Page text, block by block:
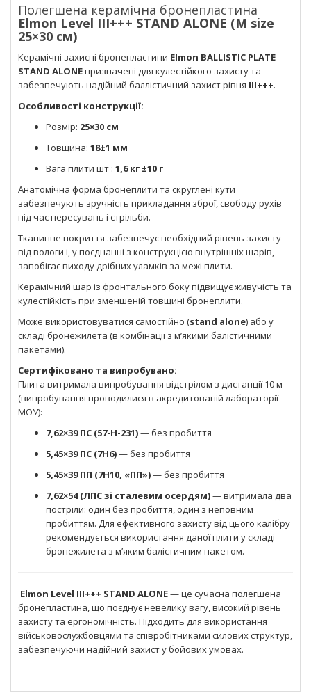
Полегшена керамічна бронепластина
Elmon Level III+++ STAND ALONE (M size
25×30 см)
Керамічні захисні бронепластини Elmon BALLISTIC PLATE
STAND ALONEпризначені для кулестійкого захисту та
забезпечують надійний баллістичний захист рівня III+++.
Особливості конструкції:
Розмір: 25×30 см
Товщина: 18±1 мм
Вага плити шт : 1,6 кг ±10 г
Анатомічна форма бронеплити та скруглені кути
забезпечують зручність прикладання зброї, свободу рухів
під час пересувань і стрільби.
Тканинне покриття забезпечує необхідний рівень захисту
від вологи і, у поєднанні з конструкцією внутрішніх шарів,
запобігає виходу дрібних уламків за межі плити.
Керамічний шар із фронтального боку підвищує живучість та
кулестійкість при зменшеній товщині бронеплити.
Може використовуватися самостійно (stand alone) або у
складі бронежилета (в комбінації з м’якими балістичними
пакетами).
Сертифіковано та випробувано:
Плита витримала випробування відстрілом з дистанції 10 м
(випробування проводилися в акредитованій лабораторії
МОУ):
7,62×39 ПС (57-Н-231)— без пробиття
5,45×39 ПС (7Н6)— без пробиття
5,45×39 ПП (7Н10, «ПП»)— без пробиття
7,62×54 (ЛПС зі сталевим осердям)— витримала два
постріли: один без пробиття, один з неповним
пробиттям. Для ефективного захисту від цього калібру
рекомендується використання даної плити у складі
бронежилета з м’яким балістичним пакетом.
Elmon Level III+++ STAND ALONE— це сучасна полегшена
бронепластина, що поєднує невелику вагу, високий рівень
захисту та ергономічність. Підходить для використання
військовослужбовцями та співробітниками силових структур,
забезпечуючи надійний захист у бойових умовах.